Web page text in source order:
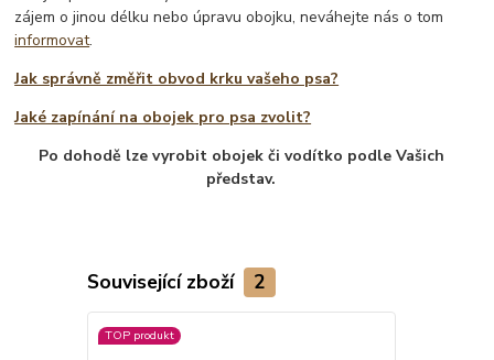
zájem o jinou délku nebo úpravu obojku, neváhejte nás o tom
informovat.
Jak správně změřit obvod krku vašeho psa?
Jaké zapínání na obojek pro psa zvolit?
Po dohodě lze vyrobit obojek či vodítko podle Vašich
představ.
Související zboží 2
TOP produkt